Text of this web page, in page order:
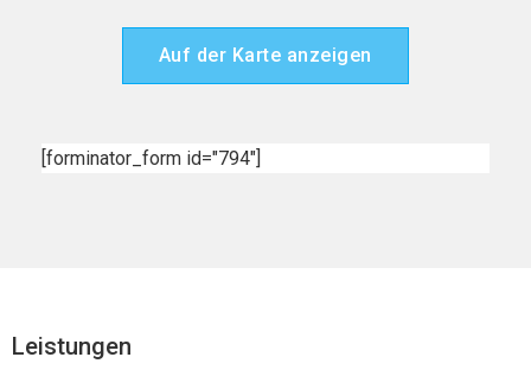
Auf der Karte anzeigen
[forminator_form id="794"]
Leistungen